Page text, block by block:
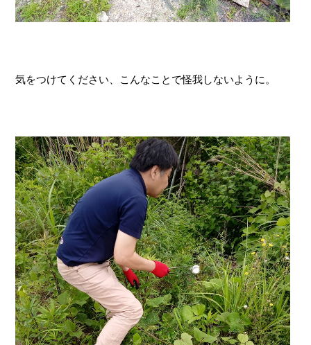
気をつけてください、こんなことで怪我しないように。